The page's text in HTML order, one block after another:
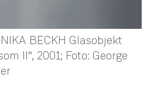
BECKH Glasobjekt
II“, 2001; Foto: George